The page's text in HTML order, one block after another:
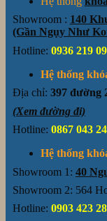
Showroom : 140
(Gần Ngụy Như
Hotline: 0936 219
Hệ thống
Địa chỉ: 397 đường
(Xem đường đi)
Hotline: 0867 043
Hệ thống
Showroom 1: 40
Showroom 2: 564
Hotline: 0903 423